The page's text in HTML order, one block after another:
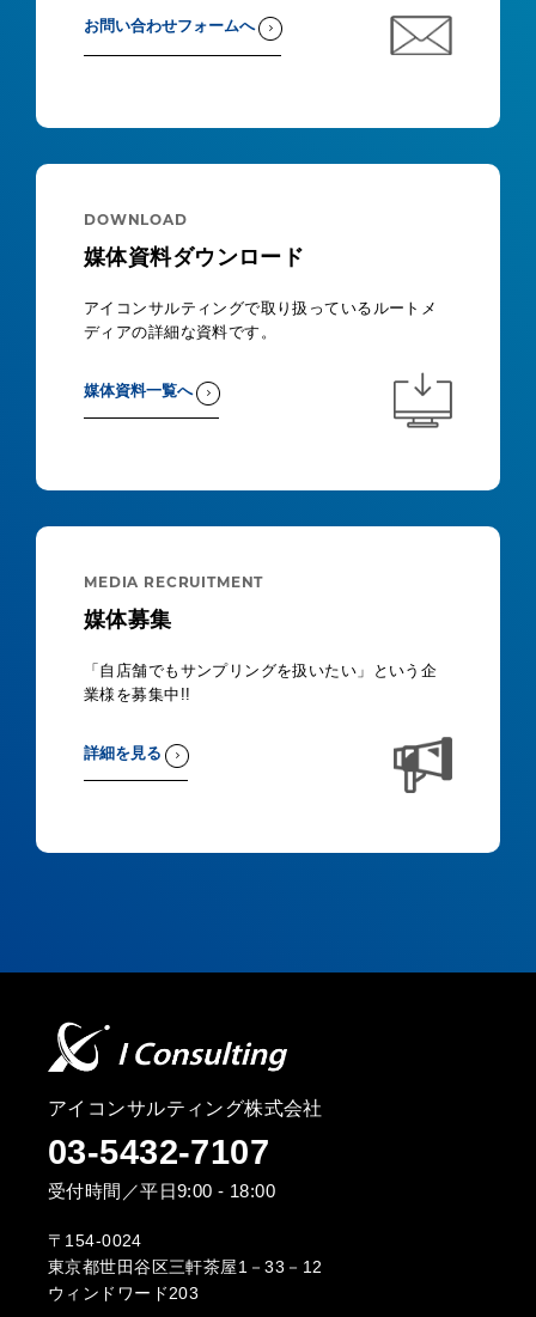
お問い合わせフォームへ
DOWNLOAD
媒体資料ダウンロード
アイコンサルティングで取り扱っているルートメ
ディアの詳細な資料です。
媒体資料一覧へ
MEDIA RECRUITMENT
媒体募集
「自店舗でもサンプリングを扱いたい」という企
業様を募集中!!
詳細を見る
アイコンサルティング株式会社
03-5432-7107
受付時間／平日9:00 - 18:00
〒154-0024
東京都世田谷区三軒茶屋1－33－12
ウィンドワード203